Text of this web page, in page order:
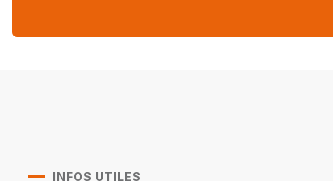
INFOS UTILES